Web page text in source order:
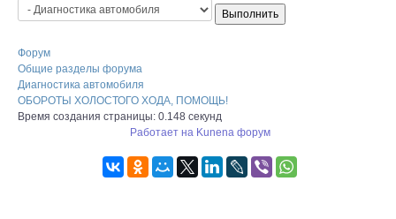
Форум
Общие разделы форума
Диагностика автомобиля
ОБОРОТЫ ХОЛОСТОГО ХОДА, ПОМОЩЬ!
Время создания страницы: 0.148 секунд
Работает на Kunena форум